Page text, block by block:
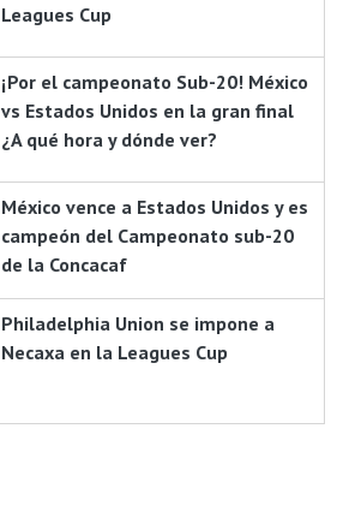
Leagues Cup
¡Por el campeonato Sub-20! México
vs Estados Unidos en la gran final
¿A qué hora y dónde ver?
México vence a Estados Unidos y es
campeón del Campeonato sub-20
de la Concacaf
Philadelphia Union se impone a
Necaxa en la Leagues Cup